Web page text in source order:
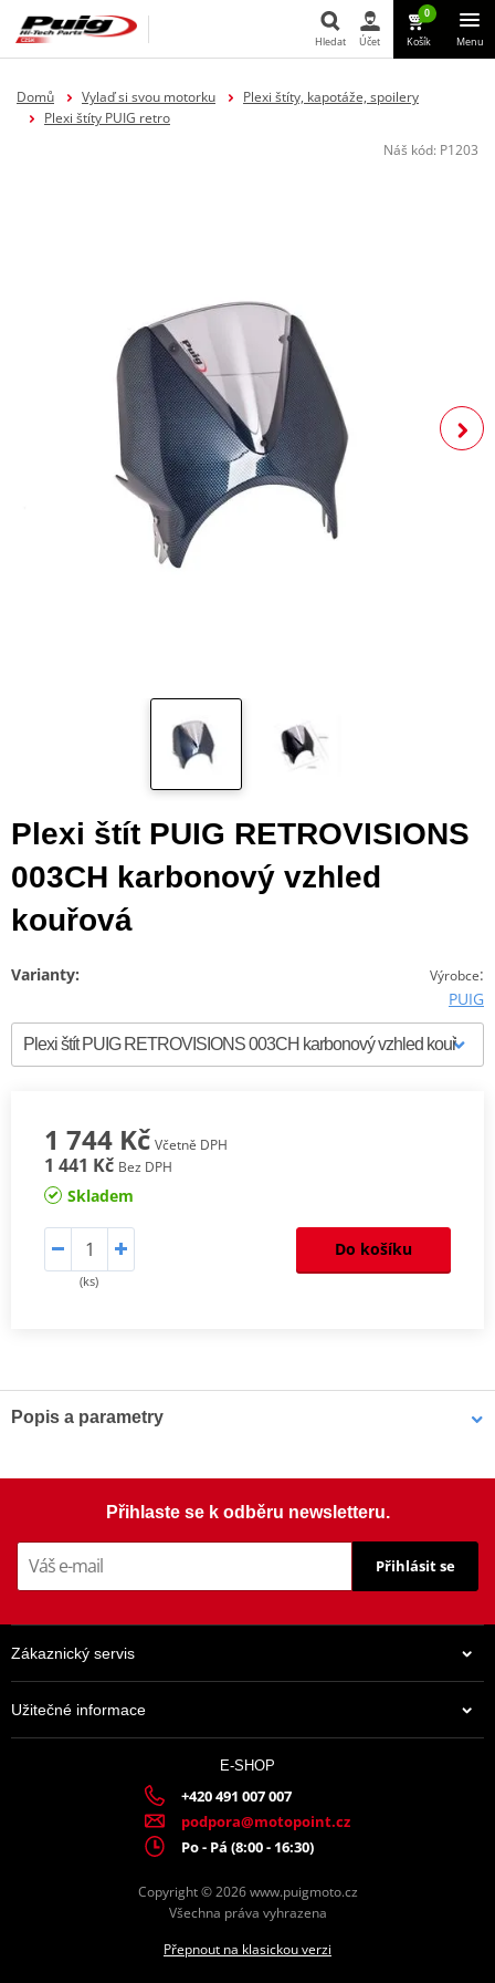
Hledat
Hledat Účet
0
Košík Menu
Domů Vylaď si svou motorku
Plexi štíty, kapotáže, spoilery
Plexi štíty PUIG retro
Náš kód: P1203
Plexi štít PUIG RETROVISIONS
003CH karbonový vzhled
kouřová
Výrobce:
PUIG
Varianty:
1 744 Kč Včetně DPH
1 441 Kč Bez DPH
Skladem
(ks)
Do košíku
Popis a parametry
PDF Aerodynamic
Mounting tipsPřihlaste se k odběru newsletteru.
Přihlásit se
Zákaznický servis
Užitečné informace
E-SHOP
+420 491 007 007
podpora@motopoint.cz
Po - Pá (8:00 - 16:30)
Copyright © 2026 www.puigmoto.cz
Všechna práva vyhrazena
Přepnout na klasickou verzi